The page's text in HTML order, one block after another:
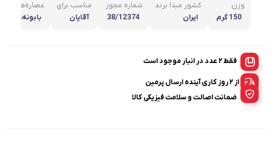
وزن
150 گرم
کشور مبدا برند
ایران
شماره مجوز
38/12374
مناسب برای
آقایان
عصاره‌های
فقط 2 عدد در انبار موجود است
از ۲ روز کاری آینده ارسال پرمین
ضمانت اصالت و سلامت فیزیکی کالا